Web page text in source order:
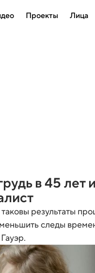
Проекты Лица
в 45 лет и
результаты
следы